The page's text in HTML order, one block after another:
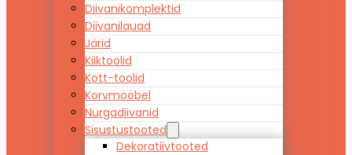
Diivanikomplektid
Diivanilauad
Järid
Kiiktoolid
Kott-toolid
Korvmööbel
Nurgadiivanid
Sisustustooted
Dekoratiivtooted